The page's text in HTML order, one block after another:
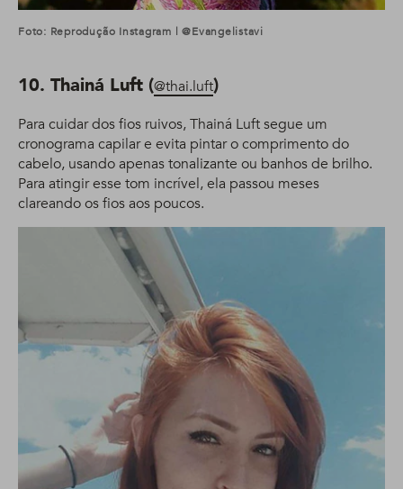
Foto: Reprodução Instagram | @evangelistavi
10. Thainá Luft (@thai.luft)
Para cuidar dos fios ruivos, Thainá Luft segue um
cronograma capilar e evita pintar o comprimento do
cabelo, usando apenas tonalizante ou banhos de brilho.
Para atingir esse tom incrível, ela passou meses
clareando os fios aos poucos.